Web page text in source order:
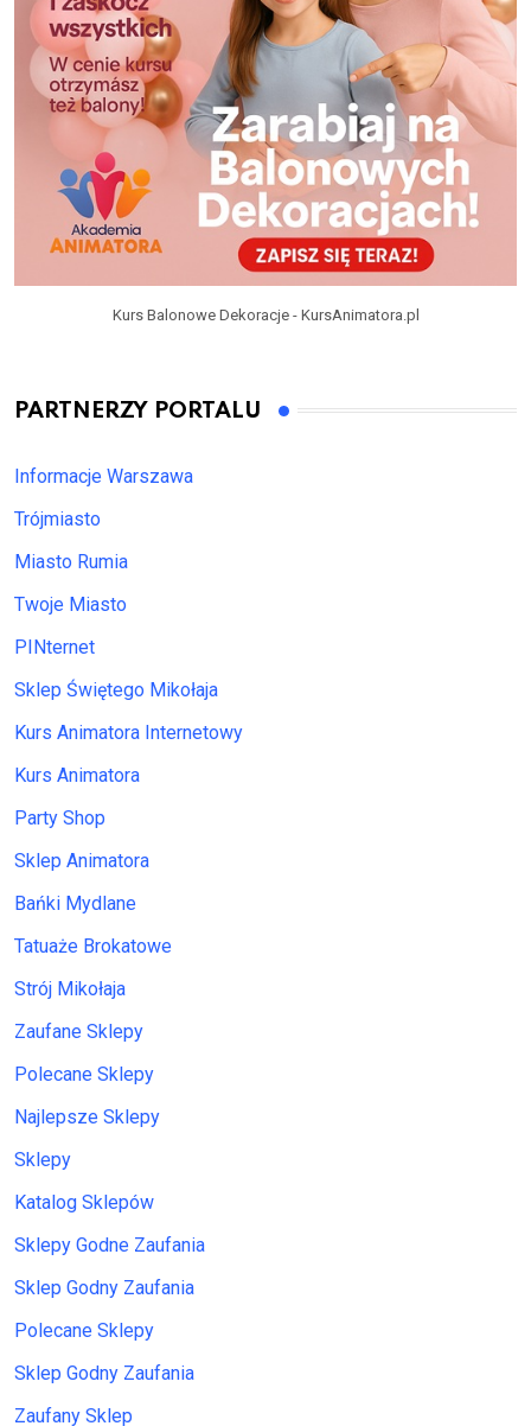
Kurs Balonowe Dekoracje - KursAnimatora.pl
PARTNERZY PORTALU
Informacje Warszawa
Trójmiasto
Miasto Rumia
Twoje Miasto
PINternet
Sklep Świętego Mikołaja
Kurs Animatora Internetowy
Kurs Animatora
Party Shop
Sklep Animatora
Bańki Mydlane
Tatuaże Brokatowe
Strój Mikołaja
Zaufane Sklepy
Polecane Sklepy
Najlepsze Sklepy
Sklepy
Katalog Sklepów
Sklepy Godne Zaufania
Sklep Godny Zaufania
Polecane Sklepy
Sklep Godny Zaufania
Zaufany Sklep